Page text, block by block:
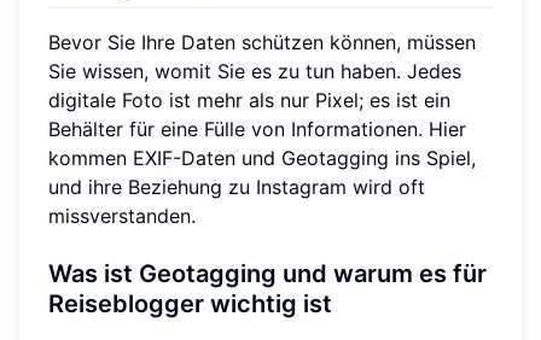
Bevor Sie Ihre Daten schützen können, müssen
Sie wissen, womit Sie es zu tun haben. Jedes
digitale Foto ist mehr als nur Pixel; es ist ein
Behälter für eine Fülle von Informationen. Hier
kommen EXIF-Daten und Geotagging ins Spiel,
und ihre Beziehung zu Instagram wird oft
missverstanden.
Was ist Geotagging und warum es für
Reiseblogger wichtig ist